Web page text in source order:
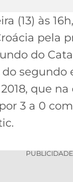
do
(13) às
pela
do
segundo
que
3 a 0
PUBLICIDADE